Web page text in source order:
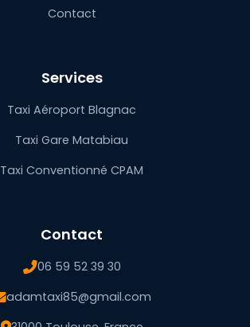
Contact
Services
Taxi Aéroport Blagnac
Taxi Gare Matabiau
Taxi Conventionné CPAM
Contact
06 59 52 39 30
adamtaxi85@gmail.com